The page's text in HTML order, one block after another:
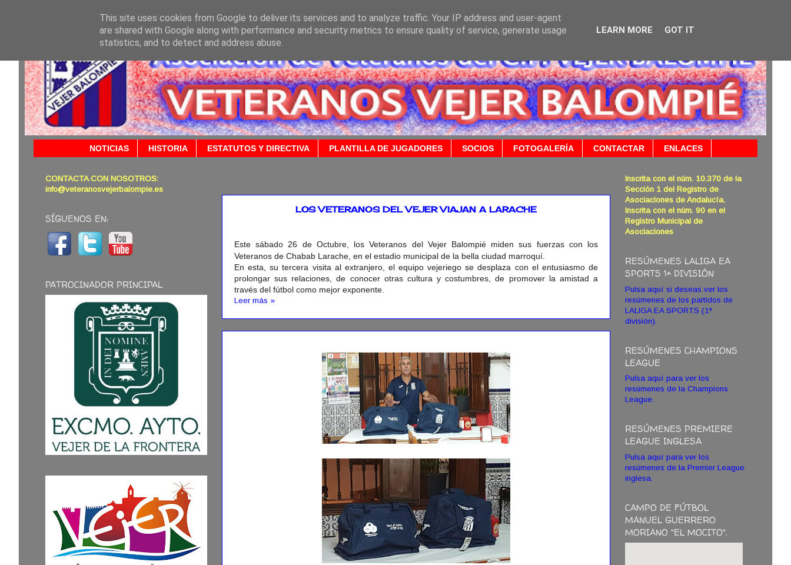
NOTICIAS HISTORIA ESTATUTOS Y DIRECTIVA PLANTILLA DE JUGADORES SOCIOS FOTOGALERÍA CONTACTAR ENLACES
LOS VETERANOS DEL VEJER VIAJAN A LARACHE
Este sábado 26 de Octubre, los Veteranos del Vejer Balompié miden sus fuerzas con los
Veteranos de Chabab Larache, en el estadio municipal de la bella ciudad marroquí.
En esta, su tercera visita al extranjero, el equipo vejeriego se desplaza con el entusiasmo de
prolongar sus relaciones, de conocer otras cultura y costumbres, de promover la amistad a
través del fútbol como mejor exponente.
Leer más »
CONTACTA CON NOSOTROS:
info@veteranosvejerbalompie.es
SÍGUENOS EN:
PATROCINADOR PRINCIPAL
Inscrita con el núm. 10.370 de la
Sección 1 del Registro de
Asociaciones de Andalucía.
Inscrita con el núm. 90 en el
Registro Municipal de
Asociaciones
RESÚMENES LALIGA EA
SPORTS 1ª DIVISIÓN
Pulsa aquí si deseas ver los
resúmenes de los partidos de
LALIGA EA SPORTS (1ª
división).
RESÚMENES CHAMPIONS
LEAGUE
Pulsa aquí para ver los
resúmenes de la Champions
League.
RESÚMENES PREMIERE
LEAGUE INGLESA
Pulsa aquí para ver los
resúmenes de la Premier League
inglesa.
CAMPO DE FÚTBOL
MANUEL GUERRERO
MORIANO "EL MOCITO".
This site uses cookies from Google to deliver its services and to analyze traffic. Your IP address and user-agent
are shared with Google along with performance and security metrics to ensure quality of service, generate usage
statistics, and to detect and address abuse.
LEARN MORE GOT IT